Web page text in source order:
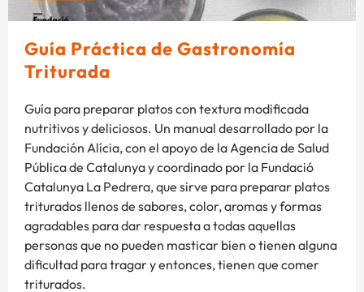
Guía Práctica de Gastronomía
Triturada
Guía para preparar platos con textura modificada
nutritivos y deliciosos. Un manual desarrollado por la
Fundación Alícia, con el apoyo de la Agencia de Salud
Pública de Catalunya y coordinado por la Fundació
Catalunya La Pedrera, que sirve para preparar platos
triturados llenos de sabores, color, aromas y formas
agradables para dar respuesta a todas aquellas
personas que no pueden masticar bien o tienen alguna
dificultad para tragar y entonces, tienen que comer
triturados.